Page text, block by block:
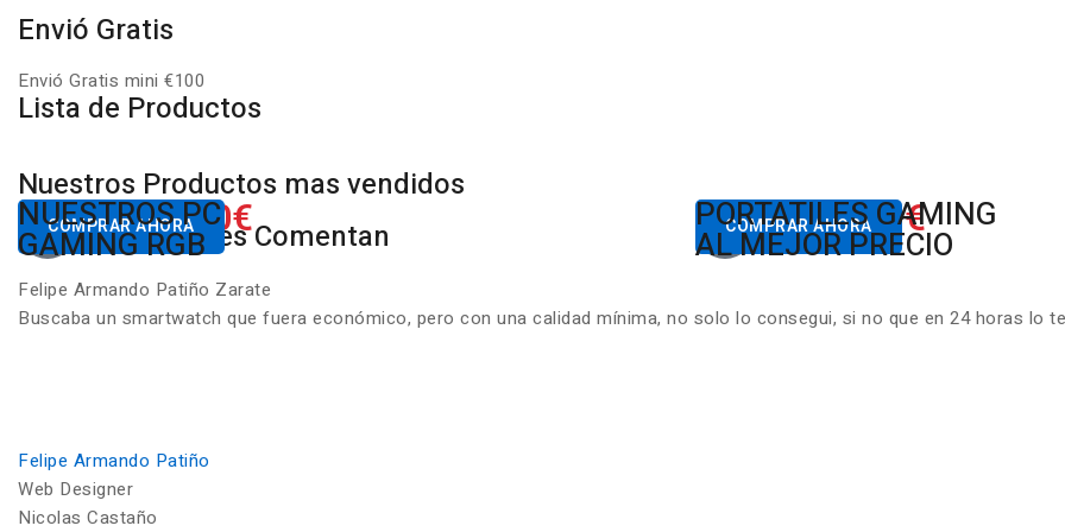
Envió Gratis
Envió Gratis mini €100
Lista de Productos
Nuestros Productos mas vendidos
Desde650.00€
COMPRAR AHORA
NUESTROS PC
GAMING RGB
Desde822.00€
COMPRAR AHORA
PORTATILES GAMING
AL MEJOR PRECIO
Nuestros Clientes Comentan
Felipe Armando Patiño Zarate
Buscaba un smartwatch que fuera económico, pero con una calidad mínima, no solo lo consegui, si no que en 24 horas lo
Felipe Armando Patiño
Web Designer
Nicolas Castaño